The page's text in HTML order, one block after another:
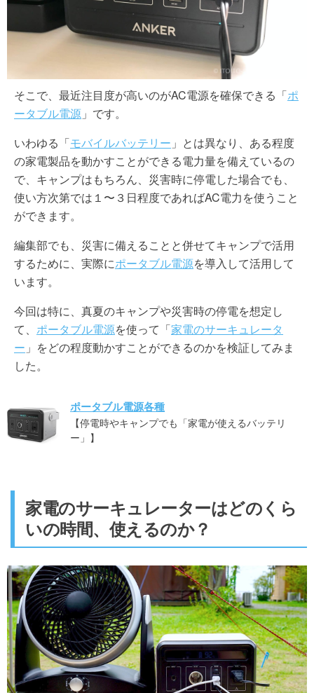
そこで、最近注目度が高いのがAC電源を確保できる「ポ
ータブル電源 」です。
いわゆる「モバイルバッテリー 」とは異なり、ある程度
の家電製品を動かすことができる電力量を備えているの
で、キャンプはもちろん、災害時に停電した場合でも、
使い方次第では１〜３日程度であればAC電力を使うこと
ができます。
編集部でも、災害に備えることと併せてキャンプで活用
するために、実際にポータブル電源を導入して活用して
います。
今回は特に、真夏のキャンプや災害時の停電を想定し
て、 ポータブル電源を使って「家電のサーキュレータ
ー 」をどの程度動かすことができるのかを検証してみま
した。
ポータブル電源各種
【停電時やキャンプでも「家電が使えるバッテリ
ー」】
家電のサーキュレーターはどのくら
いの時間、使えるのか？